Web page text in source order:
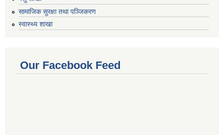
सामाजिक सुरक्षा तथा पञ्जिकरण
स्वास्थ्य शाखा
Our Facebook Feed